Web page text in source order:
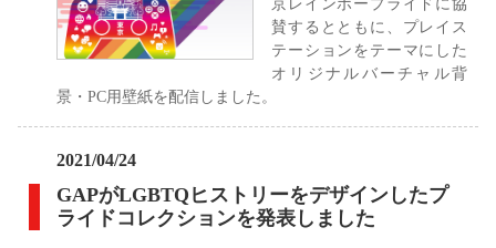
賛するとともに、プレイス
テーションをテーマにした
オリジナルバーチャル背
景・PC用壁紙を配信しました。
2021/04/24
GAPがLGBTQヒストリーをデザインしたプ
ライドコレクションを発表しました